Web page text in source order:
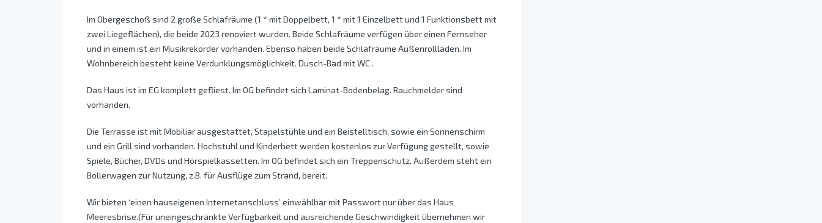
Im Obergeschoß sind 2 große Schlafräume (1 * mit Doppelbett, 1 * mit 1 Einzelbett und 1 Funktionsbett mit
zwei Liegeflächen), die beide 2023 renoviert wurden. Beide Schlafräume verfügen über einen Fernseher
und in einem ist ein Musikrekorder vorhanden. Ebenso haben beide Schlafräume Außenrollläden. Im
Wohnbereich besteht keine Verdunklungsmöglichkeit. Dusch-Bad mit WC .
Das Haus ist im EG komplett gefliest. Im OG befindet sich Laminat-Bodenbelag. Rauchmelder sind
vorhanden.
Die Terrasse ist mit Mobiliar ausgestattet, Stapelstühle und ein Beistelltisch, sowie ein Sonnenschirm
und ein Grill sind vorhanden. Hochstuhl und Kinderbett werden kostenlos zur Verfügung gestellt, sowie
Spiele, Bücher, DVDs und Hörspielkassetten. Im OG befindet sich ein Treppenschutz. Außerdem steht ein
Bollerwagen zur Nutzung, z.B. für Ausflüge zum Strand, bereit.
Wir bieten ‘einen hauseigenen Internetanschluss’ einwählbar mit Passwort nur über das Haus
Meeresbrise.(Für uneingeschränkte Verfügbarkeit und ausreichende Geschwindigkeit übernehmen wir